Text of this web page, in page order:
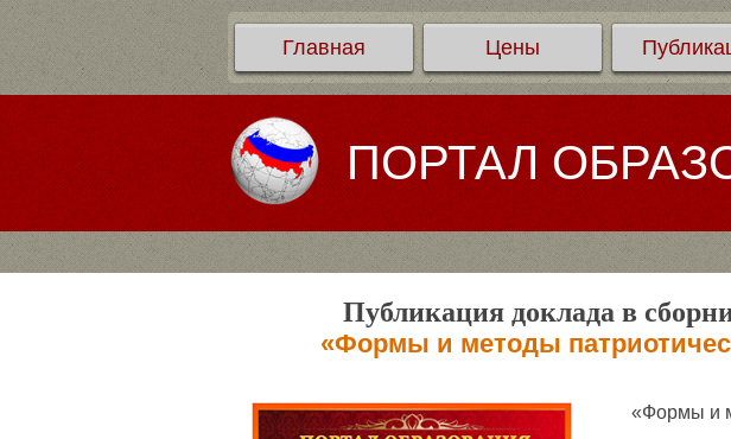
Главная Цены
ПОРТАЛ
Публикация доклада в
«Формы и методы
«Формы и